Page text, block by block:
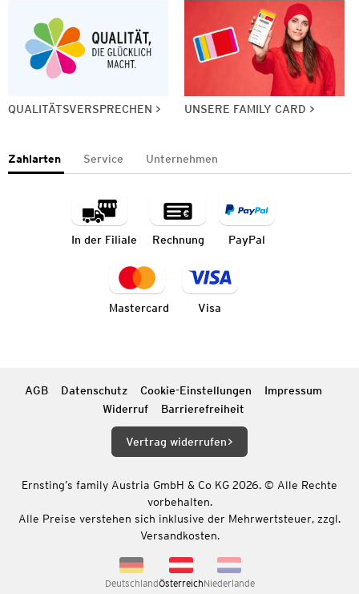
QUALITÄTSVERSPRECHEN UNSERE FAMILY CARD
Zahlarten Service Unternehmen
In der Filiale Rechnung PayPal
Mastercard Visa
AGB Datenschutz Cookie-Einstellungen
Impressum
Widerruf
Barrierefreiheit
Vertrag widerrufen
Ernsting’s family Austria GmbH & Co KG 2026. © Alle Rechte
vorbehalten.
Alle Preise verstehen sich inklusive der Mehrwertsteuer, zzgl.
Versandkosten.
DeutschlandÖsterreichNiederlande